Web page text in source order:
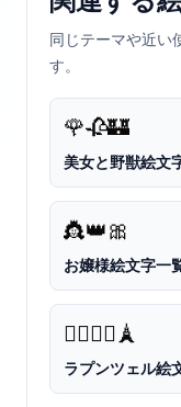
同じテーマや近い
す。
🌹🥀🏰
美女と野獣絵文
👸👑🎀
お嬢様絵文字一
👱‍♀️💇‍♀️ 🗼
ラプンツェル絵